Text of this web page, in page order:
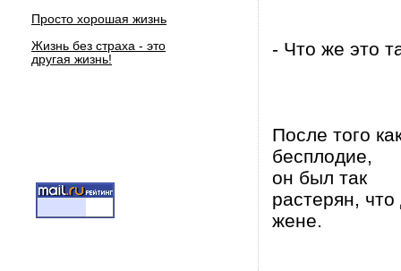
Просто хорошая жизнь
Жизнь без страха - это
другая жизнь!
- Что же это
После того
бесплодие,
он был так
растерян,
жене.